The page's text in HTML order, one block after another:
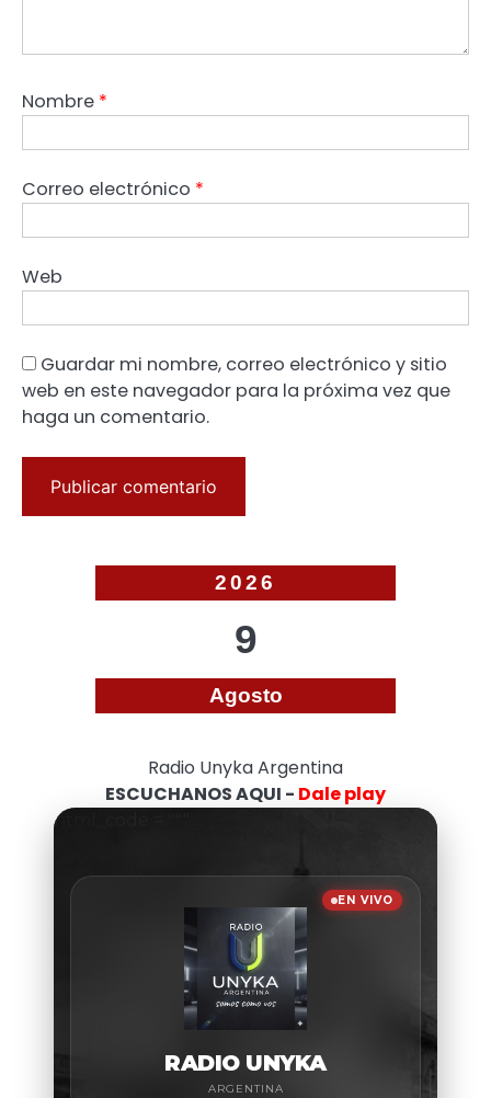
Nombre *
Correo electrónico *
Web
Guardar mi nombre, correo electrónico y sitio
web en este navegador para la próxima vez que
haga un comentario.
2026
9
Agosto
Radio Unyka Argentina
ESCUCHANOS AQUI - Dale play